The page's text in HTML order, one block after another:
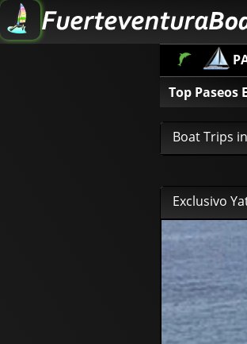
Top Paseos
Boat Trips
Exclusivo
€8500